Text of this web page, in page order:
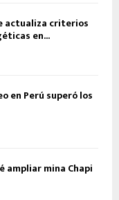
actualiza criterios
en...
en Perú superó los
ampliar mina Chapi